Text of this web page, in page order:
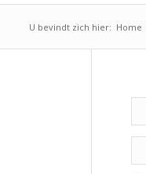
U bevindt zich hier: Home